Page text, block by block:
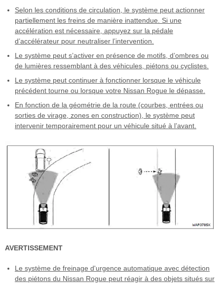
Selon les conditions de circulation, le système peut actionner
partiellement les freins de manière inattendue. Si une
accélération est nécessaire, appuyez sur la pédale
d’accélérateur pour neutraliser l’intervention.
Le système peut s’activer en présence de motifs, d’ombres ou
de lumières ressemblant à des véhicules, piétons ou cyclistes.
Le système peut continuer à fonctionner lorsque le véhicule
précédent tourne ou lorsque votre Nissan Rogue le dépasse.
En fonction de la géométrie de la route (courbes, entrées ou
sorties de virage, zones en construction), le système peut
intervenir temporairement pour un véhicule situé à l’avant.
AVERTISSEMENT
Le système de freinage d'urgence automatique avec détection
des piétons du Nissan Rogue peut réagir à des objets situés sur